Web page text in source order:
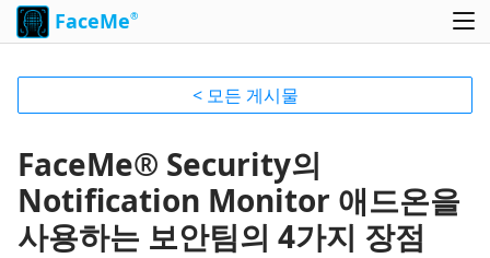
FaceMe®
< 모든 게시물
FaceMe® Security의
Notification Monitor 애드온을
사용하는 보안팀의 4가지 장점